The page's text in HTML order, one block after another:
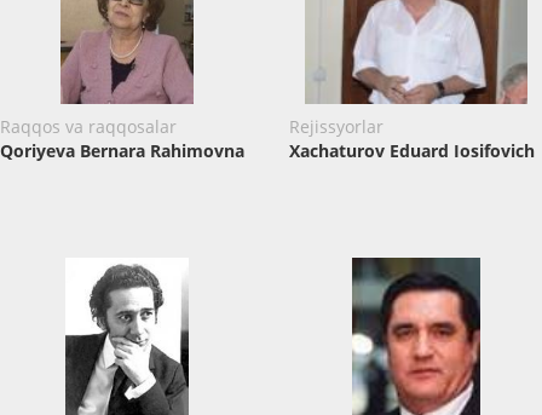
Raqqos va raqqosalar
Qoriyeva Bernara Rahimovna
Rejissyorlar
Xachaturov Eduard Iosifovich